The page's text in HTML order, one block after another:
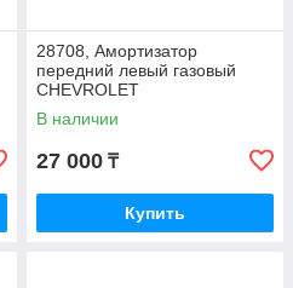
28708, Амортизатор
передний левый газовый
CHEVROLET
В наличии
27 000 ₸
Купить